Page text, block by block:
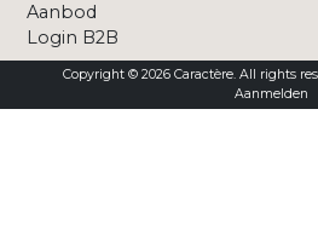
Aanbod
Login B2B
Copyright © 2026 Caractère. All rights
Aanmelden